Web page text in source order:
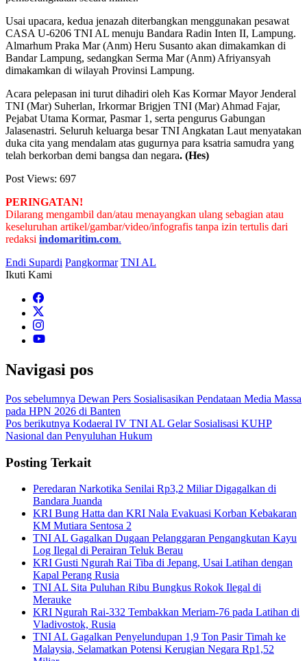
Usai upacara, kedua jenazah diterbangkan menggunakan pesawat
CASA U-6206 TNI AL menuju Bandara Radin Inten II, Lampung.
Almarhum Praka Mar (Anm) Heru Susanto akan dimakamkan di
Bandar Lampung, sedangkan Serma Mar (Anm) Afriyansyah
dimakamkan di wilayah Provinsi Lampung.
Acara pelepasan ini turut dihadiri oleh Kas Kormar Mayor Jenderal
TNI (Mar) Suherlan, Irkormar Brigjen TNI (Mar) Ahmad Fajar,
Pejabat Utama Kormar, Pasmar 1, serta pengurus Gabungan
Jalasenastri. Seluruh keluarga besar TNI Angkatan Laut menyatakan
duka cita yang mendalam atas gugurnya para ksatria samudra yang
telah berkorban demi bangsa dan negara. (Hes)
Post Views: 697
PERINGATAN!
Dilarang mengambil dan/atau menayangkan ulang sebagian atau
keseluruhan artikel/gambar/video/infografis tanpa izin tertulis dari
redaksi indomaritim.com.
Endi Supardi Pangkormar TNI AL
Ikuti Kami
Navigasi pos
Pos sebelumnya Dewan Pers Sosialisasikan Pendataan Media Massa
pada HPN 2026 di Banten
Pos berikutnya Kodaeral IV TNI AL Gelar Sosialisasi KUHP
Nasional dan Penyuluhan Hukum
Posting Terkait
Peredaran Narkotika Senilai Rp3,2 Miliar Digagalkan di
Bandara Juanda
KRI Bung Hatta dan KRI Nala Evakuasi Korban Kebakaran
KM Mutiara Sentosa 2
TNI AL Gagalkan Dugaan Pelanggaran Pengangkutan Kayu
Log Ilegal di Perairan Teluk Berau
KRI Gusti Ngurah Rai Tiba di Jepang, Usai Latihan dengan
Kapal Perang Rusia
TNI AL Sita Puluhan Ribu Bungkus Rokok Ilegal di
Merauke
KRI Ngurah Rai-332 Tembakkan Meriam-76 pada Latihan di
Vladivostok, Rusia
TNI AL Gagalkan Penyelundupan 1,9 Ton Pasir Timah ke
Malaysia, Selamatkan Potensi Kerugian Negara Rp1,52